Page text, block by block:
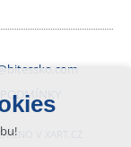
V XART.CZ